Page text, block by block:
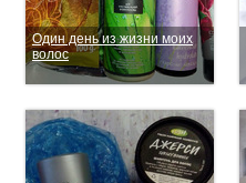
Один день из жизни моих
волос